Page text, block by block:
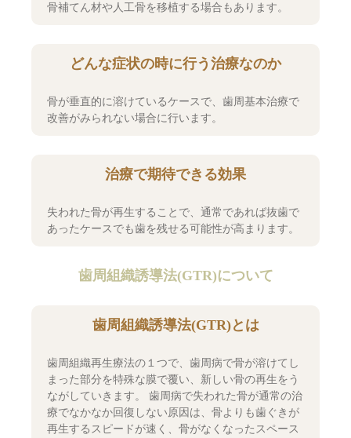
骨補てん材や人工骨を移植する場合もあります。
どんな症状の時に行う治療なのか
骨が垂直的に溶けているケースで、歯周基本治療で
改善がみられない場合に行います。
治療で期待できる効果
失われた骨が再生することで、通常であれば抜歯で
あったケースでも歯を残せる可能性が高まります。
歯周組織誘導法(GTR)について
歯周組織誘導法(GTR)とは
歯周組織再生療法の１つで、歯周病で骨が溶けてし
まった部分を特殊な膜で覆い、新しい骨の再生をう
ながしていきます。 歯周病で失われた骨が通常の治
療でなかなか回復しない原因は、骨よりも歯ぐきが
再生するスピードが速く、骨がなくなったスペース